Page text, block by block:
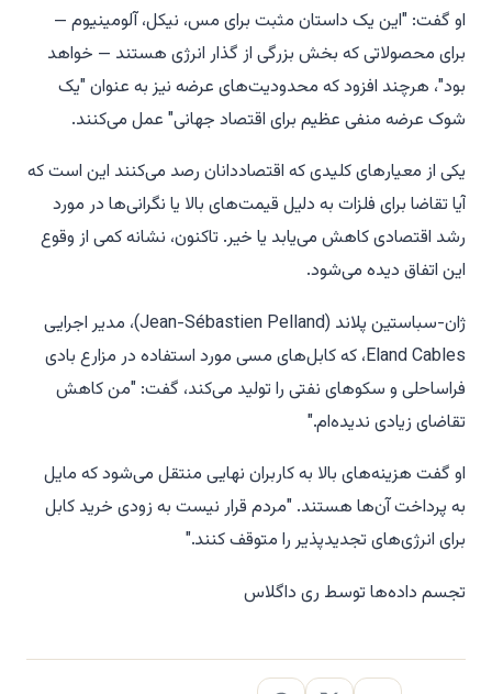
او گفت: "این یک داستان مثبت برای مس، نیکل، آلومینیوم —
برای محصولاتی که بخش بزرگی از گذار انرژی هستند — خواهد
بود"، هرچند افزود که محدودیت‌های عرضه نیز به عنوان "یک
شوک عرضه منفی عظیم برای اقتصاد جهانی" عمل می‌کنند.
یکی از معیارهای کلیدی که اقتصاددانان رصد می‌کنند این است که
آیا تقاضا برای فلزات به دلیل قیمت‌های بالا یا نگرانی‌ها در مورد
رشد اقتصادی کاهش می‌یابد یا خیر. تاکنون، نشانه کمی از وقوع
این اتفاق دیده می‌شود.
ژان-سباستین پلاند (Jean-Sébastien Pelland)، مدیر اجرایی
Eland Cables، که کابل‌های مسی مورد استفاده در مزارع بادی
فراساحلی و سکوهای نفتی را تولید می‌کند، گفت: "من کاهش
تقاضای زیادی ندیده‌ام."
او گفت هزینه‌های بالا به کاربران نهایی منتقل می‌شود که مایل
به پرداخت آن‌ها هستند. "مردم قرار نیست به زودی خرید کابل
برای انرژی‌های تجدیدپذیر را متوقف کنند."
تجسم داده‌ها توسط ری داگلاس